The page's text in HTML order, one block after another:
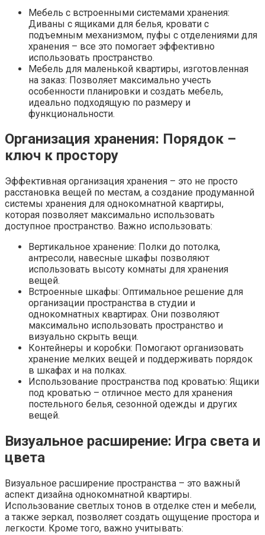
Мебель с встроенными системами хранения:
Диваны с ящиками для белья, кровати с
подъемным механизмом, пуфы с отделениями для
хранения – все это помогает эффективно
использовать пространство.
Мебель для маленькой квартиры, изготовленная
на заказ: Позволяет максимально учесть
особенности планировки и создать мебель,
идеально подходящую по размеру и
функциональности.
Организация хранения: Порядок –
ключ к простору
Эффективная организация хранения – это не просто
расстановка вещей по местам, а создание продуманной
системы хранения для однокомнатной квартиры,
которая позволяет максимально использовать
доступное пространство. Важно использовать:
Вертикальное хранение: Полки до потолка,
антресоли, навесные шкафы позволяют
использовать высоту комнаты для хранения
вещей.
Встроенные шкафы: Оптимальное решение для
организации пространства в студии и
однокомнатных квартирах. Они позволяют
максимально использовать пространство и
визуально скрыть вещи.
Контейнеры и коробки: Помогают организовать
хранение мелких вещей и поддерживать порядок
в шкафах и на полках.
Использование пространства под кроватью: Ящики
под кроватью – отличное место для хранения
постельного белья, сезонной одежды и других
вещей.
Визуальное расширение: Игра света и
цвета
Визуальное расширение пространства – это важный
аспект дизайна однокомнатной квартиры.
Использование светлых тонов в отделке стен и мебели,
а также зеркал, позволяет создать ощущение простора и
легкости. Кроме того, важно учитывать: